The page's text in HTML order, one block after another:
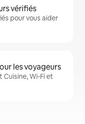
vérifiés
pour vous aider
les voyageurs
Cuisine, Wi-Fi et